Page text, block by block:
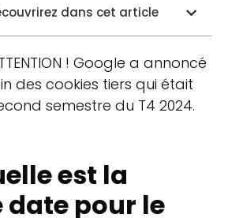
dans cet article
! Google a annoncé
des cookies tiers qui était
semestre du T4 2024.
est la
date pour le